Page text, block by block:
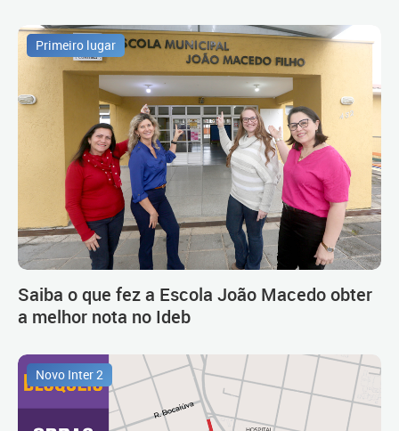
Primeiro lugar
Saiba o que fez a Escola João Macedo obter
a melhor nota no Ideb
Novo Inter 2